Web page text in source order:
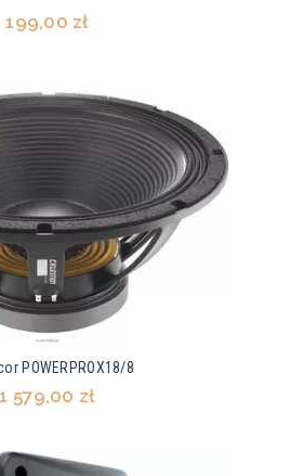
199,00 zł
POWERPROX18/8
1 579,00 zł